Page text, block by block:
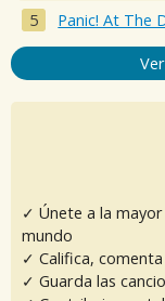
Panic! At The
✓ Únete a la
mundo
✓ Califica,
✓ Guarda las